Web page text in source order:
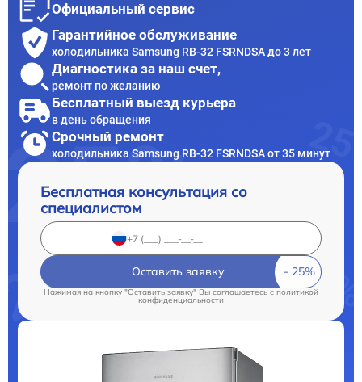
Официальный сервис
Гарантийное обслуживание
холодильника Samsung RB-32 FSRNDSA до 3 лет
Диагностика за наш счет,
ремонт по желанию
Бесплатный выезд курьера
в день обращения
Срочный ремонт
холодильника Samsung RB-32 FSRNDSA от 35 минут
Бесплатная консультация со
специалистом
Оставить заявку
Нажимая на кнопку "Оставить заявку" Вы соглашаетесь c политикой
конфиденциальности